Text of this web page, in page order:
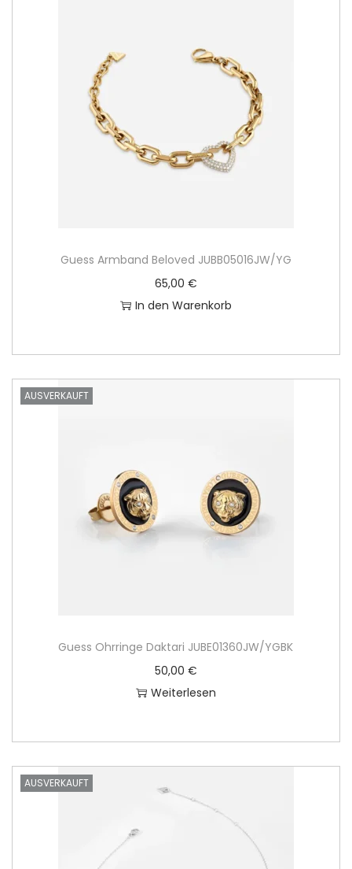
Guess Armband Beloved JUBB05016JW/YG
65,00 €
In den Warenkorb
AUSVERKAUFT
Guess Ohrringe Daktari JUBE01360JW/YGBK
50,00 €
Weiterlesen
AUSVERKAUFT